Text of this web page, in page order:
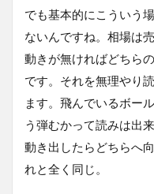
でも基本的にこういう
ないんですね。相場は
動きが無ければどちら
です。それを無理やり
ます。飛んでいるボー
う弾むかって読みは出
動き出したらどちらへ
れと全く同じ。